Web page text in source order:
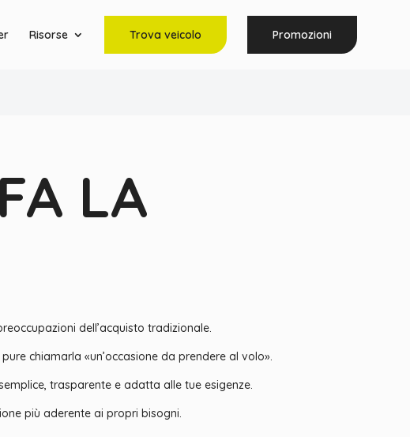
Risorse Trova veicolo Promozioni
LA
dell’acquisto tradizionale.
chiamarla «un’occasione da prendere al volo».
trasparente e adatta alle tue esigenze.
più aderente ai propri bisogni.